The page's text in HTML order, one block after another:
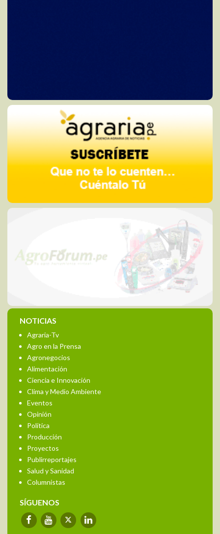
NOTICIAS
Agraria-Tv
Agro en la Prensa
Agronegocios
Alimentación
Ciencia e Innovación
Clima y Medio Ambiente
Eventos
Opinión
Política
Producción
Proyectos
Publirreportajes
Salud y Sanidad
Columnistas
SÍGUENOS